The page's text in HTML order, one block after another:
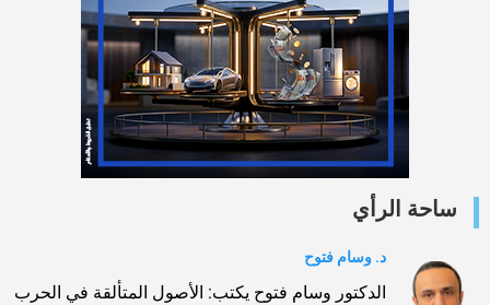
ساحة الرأي
د. وسام فتوح
الدكتور وسام فتوح يكتب: الأصول المتألقة في الحرب